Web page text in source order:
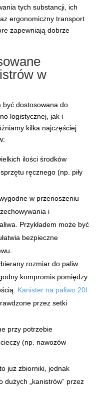
tych substancji, ich
ergonomiczny transport
zapewniają dobrze
w
być dostosowana do
logistycznej, jak i
kilka najczęściej
ilości środków
ręcznego (np. piły
w przenoszeniu
i
Przykładem może być
bezpieczne
rozmiar do paliw
kompromis pomiędzy
Kanister na paliwo 20l
przez setki
przy potrzebie
(np. nawozów
już zbiorniki, jednak
dużych „kanistrów” przez